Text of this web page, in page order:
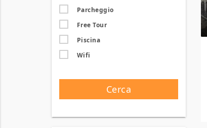
Parcheggio
Free Tour
Piscina
Wifi
Cerca